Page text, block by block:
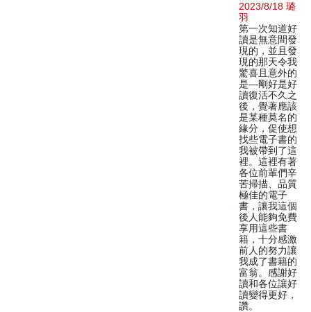
2023/8/18 璐
羽
第一次知道好
讀是無意間發
現的，並且發
現的那天令我
驚喜且意外的
是—剛好是好
讀復活不久之
後，覺著應該
是某種莫名的
緣分，促使想
找些電子書的
我被帶到了這
裡。這裡有著
各位前輩們辛
苦掃描、品質
極佳的電子
書，讓我這個
後人能夠免費
享用這些書
籍，十分感激
前人的努力讓
我成了書籍的
富翁。感謝好
讀和各位讓好
讀變得更好，
讚。